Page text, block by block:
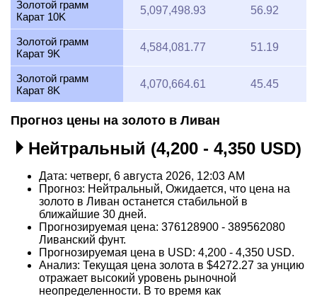
Золотой грамм
Карат 10K
5,097,498.93 56.92
Золотой грамм
Карат 9K
4,584,081.77 51.19
Золотой грамм
Карат 8K
4,070,664.61 45.45
Прогноз цены на золото в Ливан
Нейтральный (4,200 - 4,350 USD)
Дата: четверг, 6 августа 2026, 12:03 AM
Прогноз: Нейтральный, Ожидается, что цена на
золото в Ливан останется стабильной в
ближайшие 30 дней.
Прогнозируемая цена: 376128900 - 389562080
Ливанский фунт.
Прогнозируемая цена в USD: 4,200 - 4,350 USD.
Анализ: Текущая цена золота в $4272.27 за унцию
отражает высокий уровень рыночной
неопределенности. В то время как